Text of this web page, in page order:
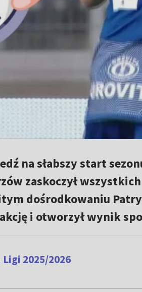
na słabszy start
zaskoczył
dośrodkowaniu
i otworzył wynik
2025/2026